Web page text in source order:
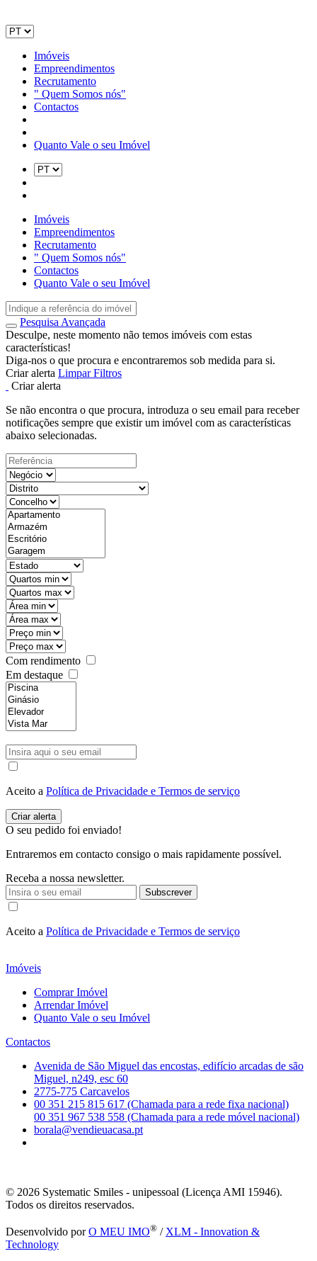
Imóveis
Empreendimentos
Recrutamento
" Quem Somos nós"
Contactos
Quanto Vale o seu Imóvel
Imóveis
Empreendimentos
Recrutamento
" Quem Somos nós"
Contactos
Quanto Vale o seu Imóvel
Pesquisa Avançada
Desculpe, neste momento não temos imóveis com estas
características!
Diga-nos o que procura e encontraremos sob medida para si.
Criar alerta Limpar Filtros
Criar alerta
Se não encontra o que procura, introduza o seu email para receber
notificações sempre que existir um imóvel com as características
abaixo selecionadas.
Com rendimento
Em destaque
Aceito a Política de Privacidade e Termos de serviço
O seu pedido foi enviado!
Entraremos em contacto consigo o mais rapidamente possível.
Receba a nossa newsletter.
Subscrever
Aceito a Política de Privacidade e Termos de serviço
Imóveis
Comprar Imóvel
Arrendar Imóvel
Quanto Vale o seu Imóvel
Contactos
Avenida de São Miguel das encostas, edifício arcadas de são
Miguel, n249, esc 60
2775-775 Carcavelos
00 351 215 815 617 (Chamada para a rede fixa nacional)
00 351 967 538 558 (Chamada para a rede móvel nacional)
borala@vendieuacasa.pt
© 2026 Systematic Smiles - unipessoal (Licença AMI 15946).
Todos os direitos reservados.
Desenvolvido porO MEU IMO® / XLM - Innovation &
Technology